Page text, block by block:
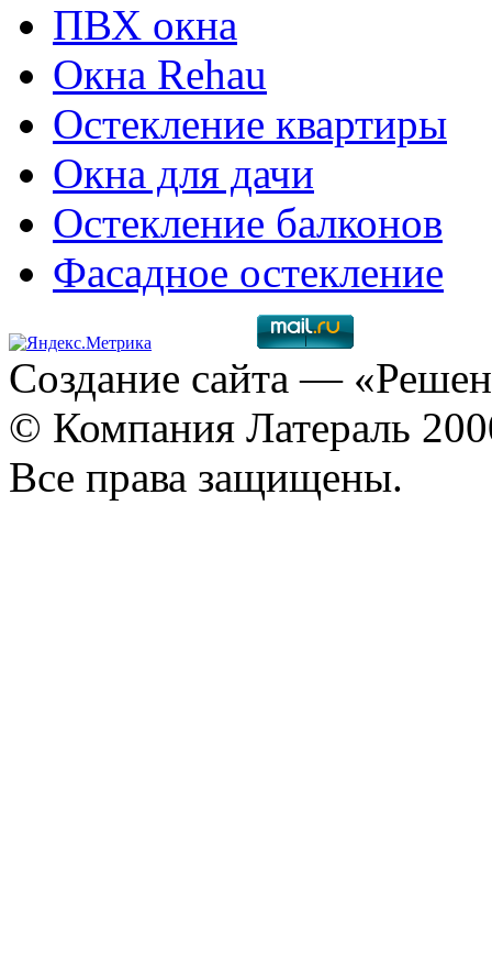
ПВХ окна
Окна Rehau
Остекление квартиры
Окна для дачи
Остекление балконов
Фасадное остекление
Создание сайта —
© Компания Латераль
Все права защищены.